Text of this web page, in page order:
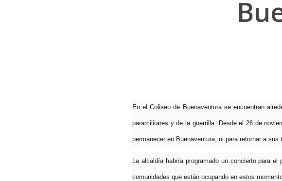
Hit enter to search or ESC to closeEn el Coliseo de Buenaventura se encuentran
paramilitares y de la guerrilla. Desde el 26 de
permanecer en Buenaventura, ni para retornar a sus
La alcaldía habría programado un concierto para
comunidades que están ocupando en estos